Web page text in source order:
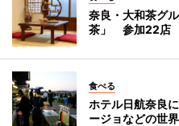
奈良・大和茶グ
茶」 参加22店
食べる
ホテル日航奈良
ージョなどの世